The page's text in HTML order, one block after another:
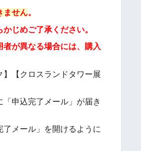
ません。
かじめご了承ください。
者が異なる場合には、購入
】【 クロスランドタワー展
申込完了メール」が届き
メール」を開けるように